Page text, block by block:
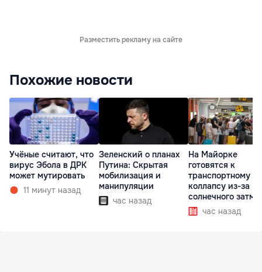
Разместить рекламу на сайте
Похожие новости
Учёные считают, что
вирус Эбола в ДРК
может мутировать
11 минут назад
Зеленский о планах
Путина: Скрытая
мобилизация и
манипуляции
час назад
На Майорке
готовятся к
транспортному
коллапсу из-за
солнечного
час назад